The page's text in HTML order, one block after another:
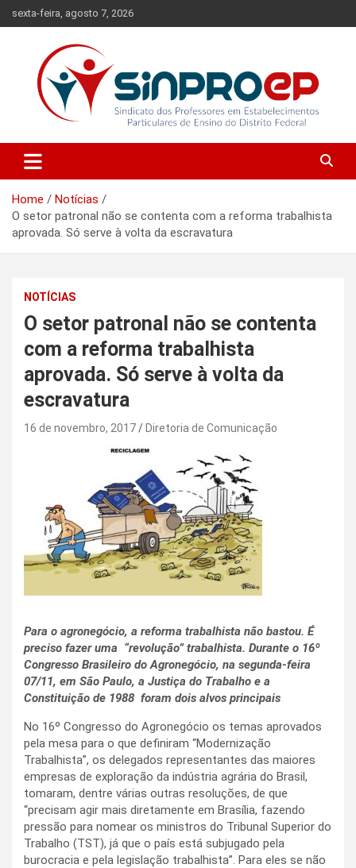
to
sexta-feira, agosto 7, 2026
Sinproep-DF
Ensino do Distrito Federal
Home
Notícias
O setor patronal não se contenta com a reforma trabalhista
aprovada. Só serve à volta da escravatura
NOTÍCIAS
O setor patronal não se contenta
com a reforma trabalhista
aprovada. Só serve à volta da
escravatura
16 de novembro, 2017 Diretoria de Comunicação
Para o agronegócio, a reforma trabalhista não bastou. É
preciso fazer uma “revolução” trabalhista. Durante o 16º
Congresso Brasileiro do Agronegócio, na segunda-feira
07/11, em São Paulo, a Justiça do Trabalho e a
Constituição de 1988 foram dois alvos principais
No 16º Congresso do Agronegócio os temas aprovados
pela mesa para o que definiram “Modernização
Trabalhista”, os delegados representantes das maiores
empresas de exploração da indústria agrária do Brasil,
tomaram, dentre várias outras resoluções, de que
“precisam agir mais diretamente em Brasília, fazendo
pressão para nomear os ministros do Tribunal Superior do
Trabalho (TST), já que o país está subjugado pela
burocracia e pela legislação trabalhista”. Para eles se não